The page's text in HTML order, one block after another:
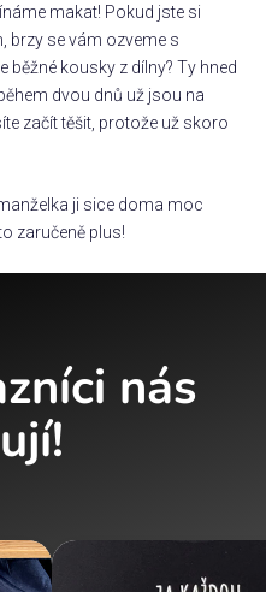
makat! Pokud jste si
brzy se vám ozveme s
běžné kousky z dílny? Ty hned
dvou dnů už jsou na
začít těšit, protože už skoro
ji sice doma moc
zaručeně plus!
nás